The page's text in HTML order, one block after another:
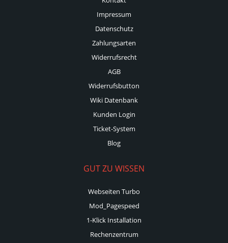
Impressum
Datenschutz
Zahlungsarten
Widerrufsrecht
AGB
Widerrufsbutton
Wiki Datenbank
Kunden Login
Ticket-System
Blog
GUT ZU WISSEN
Webseiten Turbo
Mod_Pagespeed
1-Klick Installation
Rechenzentrum